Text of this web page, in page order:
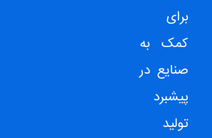
برای
کمک به
صنایع در
پیشبرد
تولید